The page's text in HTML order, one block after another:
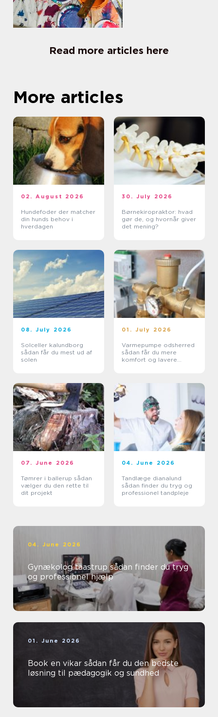
Read more articles here
More articles
02. August 2026
Hundefoder der matcher
din hunds behov i
hverdagen
30. July 2026
Børnekiropraktor: hvad
gør de, og hvornår giver
det mening?
08. July 2026
Solceller kalundborg
sådan får du mest ud af
solen
01. July 2026
Varmepumpe odsherred
sådan får du mere
komfort og lavere
07. June 2026
Tømrer i ballerup sådan
vælger du den rette til
dit projekt
04. June 2026
Tandlæge dianalund
sådan finder du tryg og
professionel tandpleje
04. June 2026
Gynækolog taastrup sådan finder du tryg
og professionel hjælp
01. June 2026
Book en vikar sådan får du den bedste
løsning til pædagogik og sundhed